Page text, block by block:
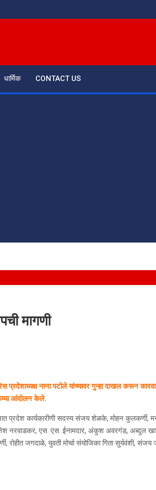
धार्मिक CONTACT US
मागणी
प्रदेशाध्यक्ष नाना पटोले यांच्यावर गुन्हा दाखल करून
ठिय्या आंदोलन केले.
प्रदेश कार्यकारीणी सदस्य संजय शेळके, मोहन कुलकर्णी,
नरवाडकर, एस. एस. ईनामदार, अंकुश अवरगंड, अब्दुल
रोहीत जगदाळे, युवती मोर्चा संयोजिका गिता सुर्यवंशी,